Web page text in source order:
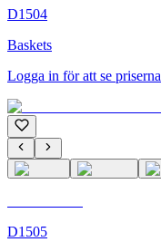
D1504
Baskets
Logga in för att se priserna
D1505